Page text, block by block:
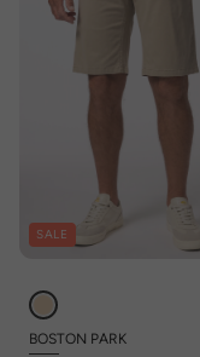
SALE
BOSTON PARK